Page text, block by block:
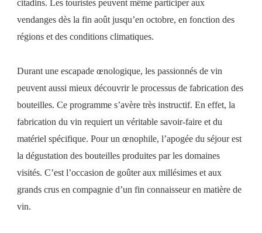
citadins. Les touristes peuvent même participer aux
vendanges dès la fin août jusqu’en octobre, en fonction des
régions et des conditions climatiques.
Durant une escapade œnologique, les passionnés de vin
peuvent aussi mieux découvrir le processus de fabrication des
bouteilles. Ce programme s’avère très instructif. En effet, la
fabrication du vin requiert un véritable savoir-faire et du
matériel spécifique. Pour un œnophile, l’apogée du séjour est
la dégustation des bouteilles produites par les domaines
visités. C’est l’occasion de goûter aux millésimes et aux
grands crus en compagnie d’un fin connaisseur en matière de
vin.